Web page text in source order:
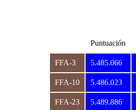
Puntuación
FFA-3 5.485.066
FFA-10 5.486.023
FFA-23 5.489.886